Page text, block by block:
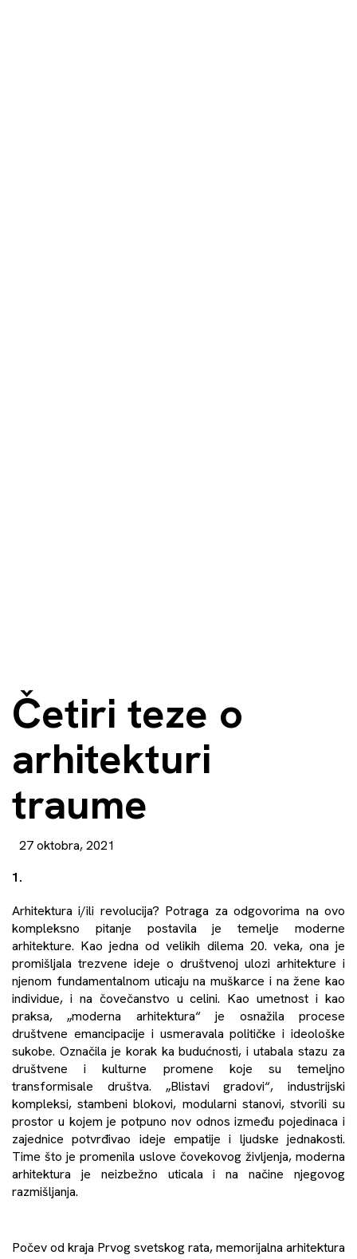
Četiri teze o
arhitekturi
traume
27 oktobra, 2021
1.
Arhitektura i/ili revolucija? Potraga za odgovorima na ovo
kompleksno pitanje postavila je temelje moderne
arhitekture. Kao jedna od velikih dilema 20. veka, ona je
promišljala trezvene ideje o društvenoj ulozi arhitekture i
njenom fundamentalnom uticaju na muškarce i na žene kao
individue, i na čovečanstvo u celini. Kao umetnost i kao
praksa, „moderna arhitektura“ je osnažila procese
društvene emancipacije i usmeravala političke i ideološke
sukobe. Označila je korak ka budućnosti, i utabala stazu za
društvene i kulturne promene koje su temeljno
transformisale društva. „Blistavi gradovi“, industrijski
kompleksi, stambeni blokovi, modularni stanovi, stvorili su
prostor u kojem je potpuno nov odnos između pojedinaca i
zajednice potvrđivao ideje empatije i ljudske jednakosti.
Time što je promenila uslove čovekovog življenja, moderna
arhitektura je neizbežno uticala i na načine njegovog
razmišljanja.
Počev od kraja Prvog svetskog rata, memorijalna arhitektura